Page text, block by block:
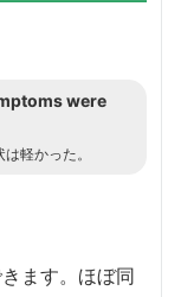
were
軽かった。
ます。ほぼ同